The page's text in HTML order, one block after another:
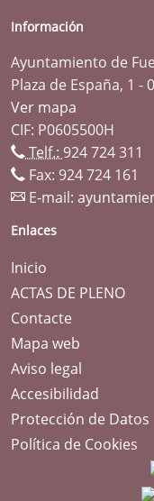
Información
Ayuntamiento de
Plaza de España, 1 -
Ver mapa
CIF: P0605500H
Telf.: 924 724 311
Fax: 924 724 161
E-mail:
Enlaces
Inicio
ACTAS DE PLENO
Contacte
Mapa web
Aviso legal
Accesibilidad
Protección de Datos
Política de Cookies